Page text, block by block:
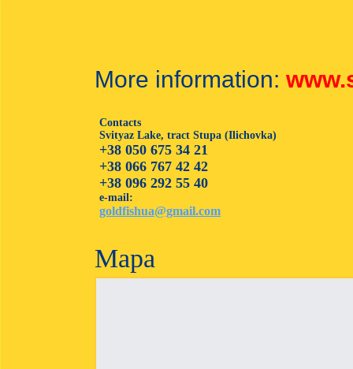
More information:
Contacts
Svityaz Lake, tract Stupa (Ilichovka)
+38 050 675 34 21
+38 066 767 42 42
+38 096 292 55 40
e-mail:
goldfishua@gmail.com
Mapa